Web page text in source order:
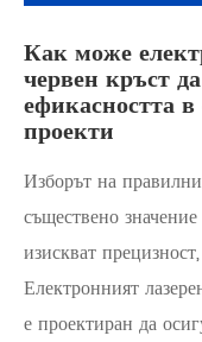
Как може
червен кръст
ефикасността
проекти
Изборът на
съществено
изискват
Електронният
е проектиран да